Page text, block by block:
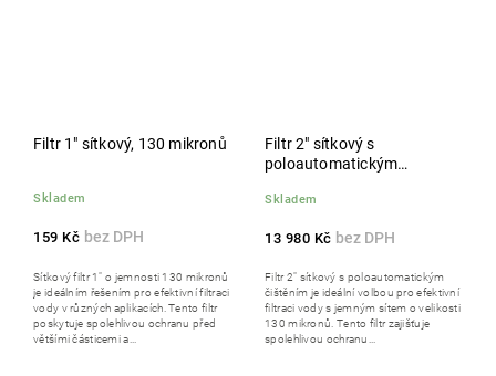
Filtr 1" sítkový, 130 mikronů
Skladem
159 Kč
Sítkový filtr 1" o jemnosti 130 mikronů
je ideálním řešením pro efektivní filtraci
vody v různých aplikacích. Tento filtr
poskytuje spolehlivou ochranu před
většími částicemi a...
Filtr 2" sítkový s
poloautomatickým
indikací ucpání
Skladem
13 980 Kč
Filtr 2" sítkový s poloautomatickým
čištěním je ideální volbou pro efektivní
filtraci vody s jemným sítem o velikosti
130 mikronů. Tento filtr zajišťuje
spolehlivou ochranu...